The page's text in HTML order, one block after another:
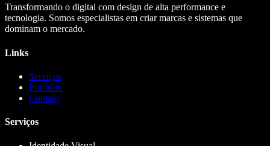
Transformando o digital com design de alta performance e
tecnologia. Somos especialistas em criar marcas e sistemas que
dominam o mercado.
Links
Serviços
Portfólio
Contato
Serviços